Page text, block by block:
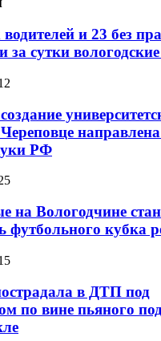
и 23 без
за сутки
РФ
на Вологодчине
футбольного кубка
в ДТП под
по вине пьяного